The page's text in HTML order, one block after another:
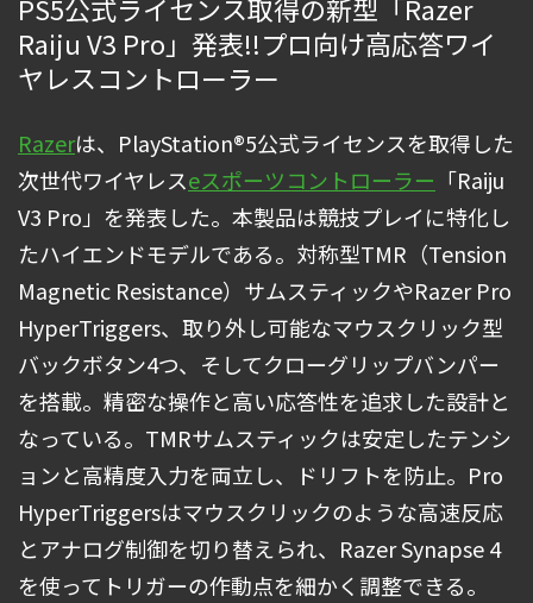
n
PS5公式ライセンス取得の新型「Razer
Raiju V3 Pro」発表!!プロ向け高応答ワイ
ヤレスコントローラー
Razerは、PlayStation®5公式ライセンスを取得した
次世代ワイヤレスeスポーツコントローラー 「Raiju
V3 Pro」を発表した。本製品は競技プレイに特化し
たハイエンドモデルである。対称型TMR（Tension
Magnetic Resistance）サムスティックやRazer Pro
HyperTriggers、取り外し可能なマウスクリック型
バックボタン4つ、そしてクローグリップバンパー
を搭載。精密な操作と高い応答性を追求した設計と
なっている。TMRサムスティックは安定したテンシ
ョンと高精度入力を両立し、ドリフトを防止。Pro
HyperTriggersはマウスクリックのような高速反応
とアナログ制御を切り替えられ、Razer Synapse 4
を使ってトリガーの作動点を細かく調整できる。